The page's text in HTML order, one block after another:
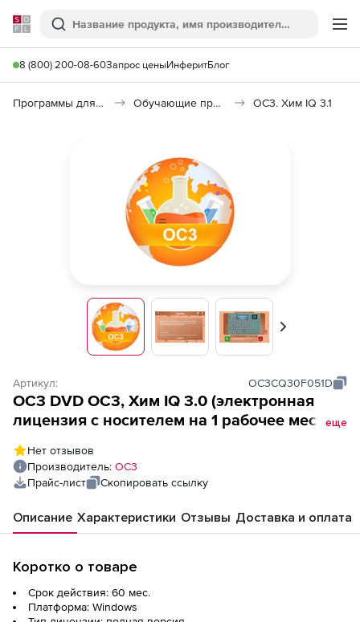
Softline
Поиск
8 (800) 200-08-60Запрос ценыИнферитБлог
Программы для образования и науки Обучающие программы ОС3. Хим IQ 3.1
Вперед
Артикул: OC3CQ30F051D
OC3 DVD ОС3, Хим IQ 3.0 (электронная
лицензия с носителем на 1 рабочее место),
еще
Нет отзывов
Производитель: ОС3
Прайс-лист
Скопировать ссылку
Описание Характеристики Отзывы Доставка и оплата
Коротко о товаре
Срок действия: 60 мес.
Платформа: Windows